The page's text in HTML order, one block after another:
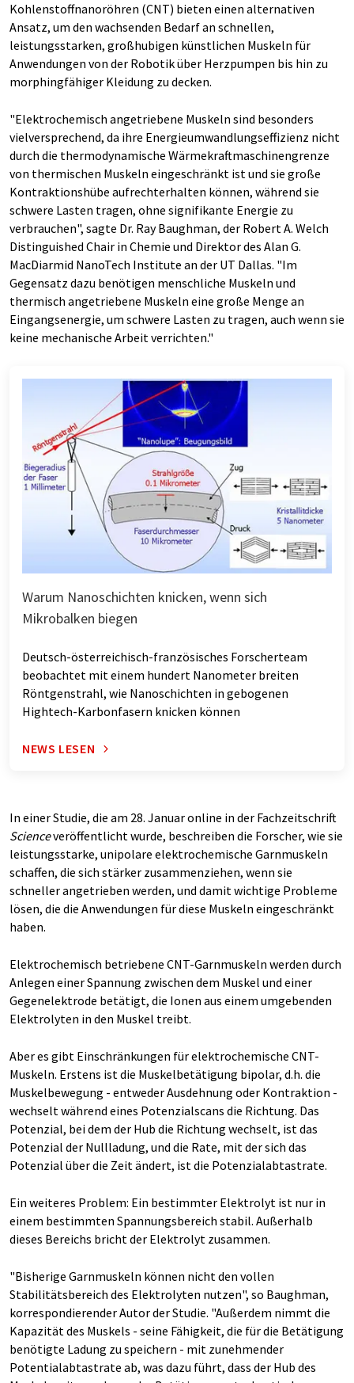
Kohlenstoffnanoröhren (CNT) bieten einen alternativen
Ansatz, um den wachsenden Bedarf an schnellen,
leistungsstarken, großhubigen künstlichen Muskeln für
Anwendungen von der Robotik über Herzpumpen bis hin zu
morphingfähiger Kleidung zu decken.
"Elektrochemisch angetriebene Muskeln sind besonders
vielversprechend, da ihre Energieumwandlungseffizienz nicht
durch die thermodynamische Wärmekraftmaschinengrenze
von thermischen Muskeln eingeschränkt ist und sie große
Kontraktionshübe aufrechterhalten können, während sie
schwere Lasten tragen, ohne signifikante Energie zu
verbrauchen", sagte Dr. Ray Baughman, der Robert A. Welch
Distinguished Chair in Chemie und Direktor des Alan G.
MacDiarmid NanoTech Institute an der UT Dallas. "Im
Gegensatz dazu benötigen menschliche Muskeln und
thermisch angetriebene Muskeln eine große Menge an
Eingangsenergie, um schwere Lasten zu tragen, auch wenn sie
keine mechanische Arbeit verrichten."
Warum Nanoschichten knicken, wenn sich
Mikrobalken biegen
Deutsch-österreichisch-französisches Forscherteam
beobachtet mit einem hundert Nanometer breiten
Röntgenstrahl, wie Nanoschichten in gebogenen
Hightech-Karbonfasern knicken können
NEWS LESEN
In einer Studie, die am 28. Januar online in der Fachzeitschrift
Scienceveröffentlicht wurde, beschreiben die Forscher, wie sie
leistungsstarke, unipolare elektrochemische Garnmuskeln
schaffen, die sich stärker zusammenziehen, wenn sie
schneller angetrieben werden, und damit wichtige Probleme
lösen, die die Anwendungen für diese Muskeln eingeschränkt
haben.
Elektrochemisch betriebene CNT-Garnmuskeln werden durch
Anlegen einer Spannung zwischen dem Muskel und einer
Gegenelektrode betätigt, die Ionen aus einem umgebenden
Elektrolyten in den Muskel treibt.
Aber es gibt Einschränkungen für elektrochemische CNT-
Muskeln. Erstens ist die Muskelbetätigung bipolar, d.h. die
Muskelbewegung - entweder Ausdehnung oder Kontraktion -
wechselt während eines Potenzialscans die Richtung. Das
Potenzial, bei dem der Hub die Richtung wechselt, ist das
Potenzial der Nullladung, und die Rate, mit der sich das
Potenzial über die Zeit ändert, ist die Potenzialabtastrate.
Ein weiteres Problem: Ein bestimmter Elektrolyt ist nur in
einem bestimmten Spannungsbereich stabil. Außerhalb
dieses Bereichs bricht der Elektrolyt zusammen.
"Bisherige Garnmuskeln können nicht den vollen
Stabilitätsbereich des Elektrolyten nutzen", so Baughman,
korrespondierender Autor der Studie. "Außerdem nimmt die
Kapazität des Muskels - seine Fähigkeit, die für die Betätigung
benötigte Ladung zu speichern - mit zunehmender
Potentialabtastrate ab, was dazu führt, dass der Hub des